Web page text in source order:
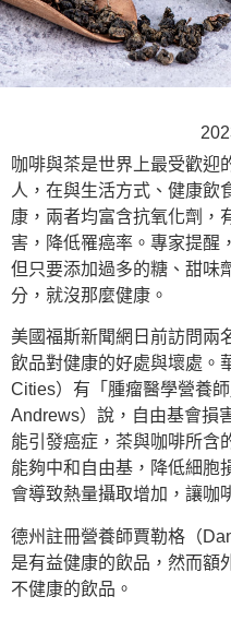
咖啡與茶是世界上最受歡迎
人，在與生活方式、健康飲
康，兩者均富含抗氧化劑，
害，降低罹癌率。專家提醒
但只要添加過多的糖、甜味
分，就沒那麼健康。
美國福斯新聞網日前訪問兩
飲品對健康的好處與壞處。
Cities）有「腫瘤醫學營養
Andrews）說，自由基會損
能引發癌症，茶與咖啡所含
能夠中和自由基，降低細胞
會導致熱量攝取增加，讓咖
德州註冊營養師賈勒格（
是有益健康的飲品，然而額
不健康的飲品。